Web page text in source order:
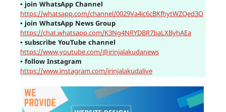
▪ join WhatsApp Channel
https://whatsapp.com/channel/0029Va4ic6cBKfhytWZQed3O
▪ join WhatsApp News Group
https://chat.whatsapp.com/K3Ng4NRYDBR7baLXByhAEa
▪ subscribe YouTube channel
https://www.youtube.com/@irinjalakudanews
▪ follow Instagram
https://www.instagram.com/irinjalakudalive